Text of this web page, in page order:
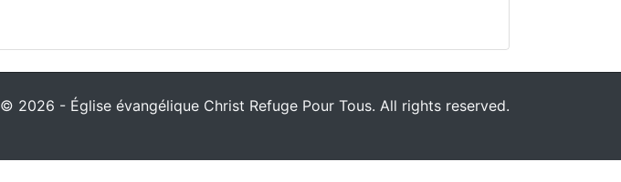
© 2026 - Église évangélique Christ Refuge Pour Tous. All rights reserved.